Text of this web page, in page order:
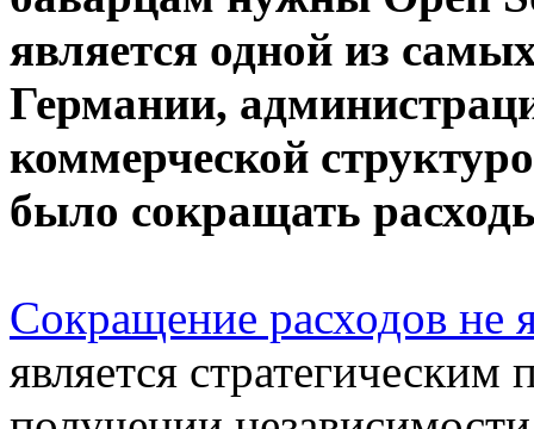
является одной из
Германии,
коммерческой
было сокращать
Сокращение расходов не
является